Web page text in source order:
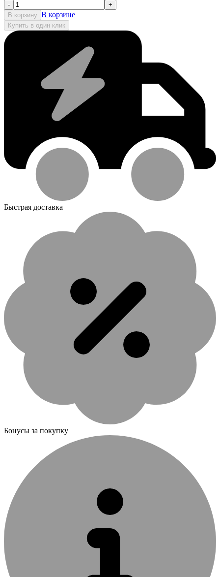
-
+
В корзину В корзине
Купить в один клик
Быстрая доставка
Бонусы за покупку